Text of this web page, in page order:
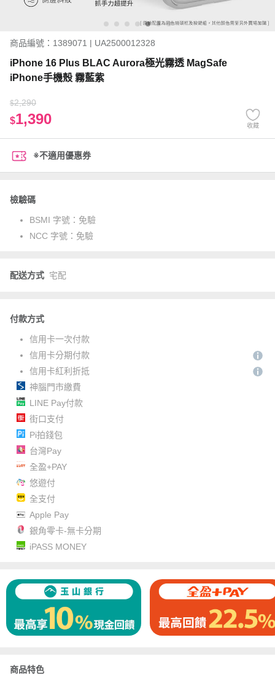
商品編號：1389071 | UA2500012328
iPhone 16 Plus BLAC Aurora極光霧透 MagSafe
iPhone手機殼 霧藍紫
$2,290
$1,390 收藏
※不適用優惠券
檢驗碼
BSMI 字號： 免驗
NCC 字號： 免驗
配送方式 宅配
付款方式
信用卡一次付款
信用卡分期付款
信用卡紅利折抵
神腦門市繳費
LINE Pay付款
街口支付
Pi拍錢包
台灣Pay
全盈+PAY
悠遊付
全支付
Apple Pay
銀角零卡-無卡分期
iPASS MONEY
商品特色